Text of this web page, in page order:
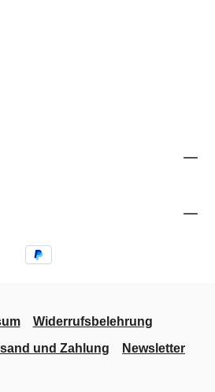
Widerrufsbelehrung
und Zahlung Newsletter